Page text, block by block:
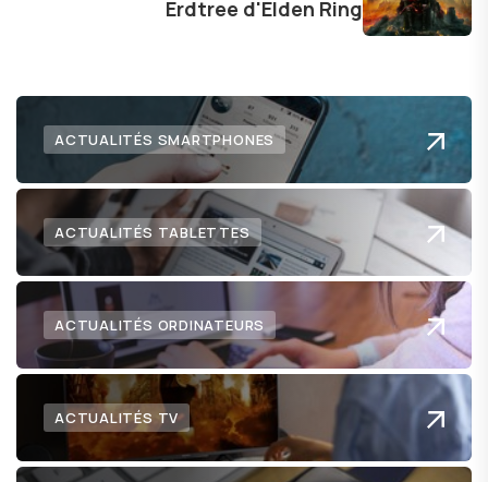
lecteurs un aperçu captivant de ce que le futur
Erdtree d'Elden Ring
ACTUALITÉS SMARTPHONES
ACTUALITÉS TABLETTES
ACTUALITÉS ORDINATEURS
ACTUALITÉS TV